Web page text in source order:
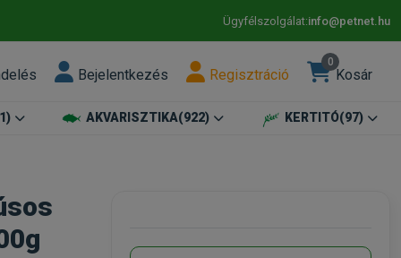
Ügyfélszolgálat:info@petnet.hu
Bejelentkezés Regisztráció
0
Kosár
AKVARISZTIKA(922) KERTITÓ(97)